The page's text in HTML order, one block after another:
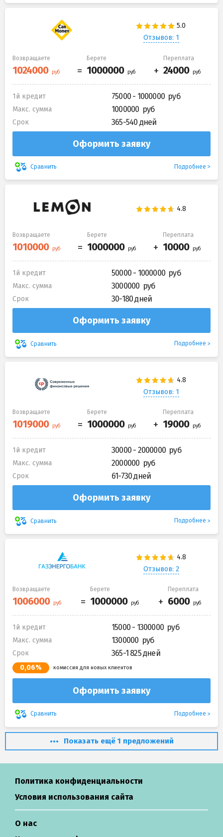
Отзывов: 1
Возвращаете Берете Переплата
1й кредит 75000 - 1000000
Макс. сумма 1000000
Срок 365-540 дней
Оформить заявку
Сравнить Подробнее
Возвращаете Берете Переплата
1й кредит 50000 - 1000000
Макс. сумма 3000000
Срок 30-180 дней
Оформить заявку
Сравнить Подробнее
Отзывов: 1
Возвращаете Берете Переплата
1й кредит 30000 - 2000000
Макс. сумма 2000000
Срок 61-730 дней
Оформить заявку
Сравнить Подробнее
Отзывов: 2
Возвращаете Берете Переплата
1й кредит 15000 - 1300000
Макс. сумма 1300000
Срок 365-1 825 дней
0,06% комиссия для новых клиентов
Оформить заявку
Сравнить Подробнее
Показать ещё 1 предложений
Политика конфиденциальности
Условия использования сайта
О нас